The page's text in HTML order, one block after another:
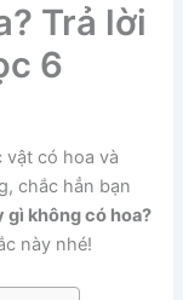
Trả lời
6
vật có hoa và
chắc hẳn bạn
gì không có hoa?
này nhé!